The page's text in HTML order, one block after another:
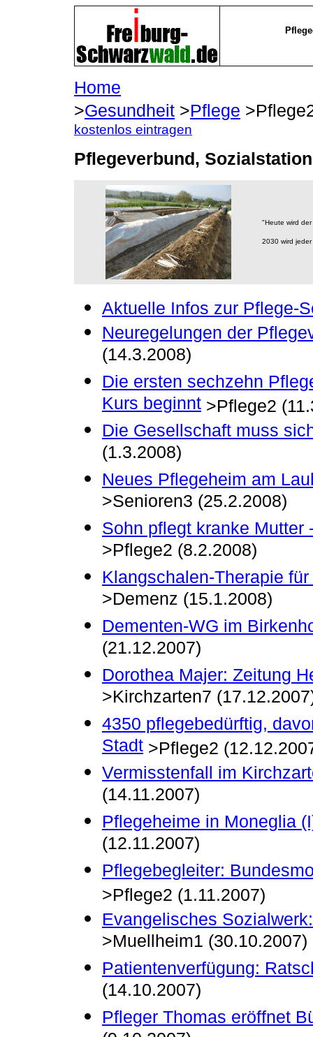
Home
>Gesundheit >Pflege
kostenlos eintragen
Pflegeverbund,
"Heute wird
2030 wird
Aktuelle Infos zur Pflege-
Neuregelungen der
(14.3.2008)
Die ersten sechzehn
Kurs beginnt >Pflege2
Die Gesellschaft muss
(1.3.2008)
Neues Pflegeheim am
>Senioren3 (25.2.2008)
Sohn pflegt kranke
>Pflege2 (8.2.2008)
Klangschalen-Therapie
>Demenz (15.1.2008)
Dementen-WG im
(21.12.2007)
Dorothea Majer: Zeitung
>Kirchzarten7
4350 pflegebedürftig,
Stadt >Pflege2
Vermisstenfall im
(14.11.2007)
Pflegeheime in Moneglia
(12.11.2007)
Pflegebegleiter:
>Pflege2 (1.11.2007)
Evangelisches
>Muellheim1 (30.10.2007)
Patientenverfügung:
(14.10.2007)
Pfleger Thomas eröffnet